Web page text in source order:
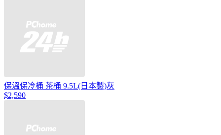
保溫保冷桶 茶桶 9.5L(日本製)灰
$2,590